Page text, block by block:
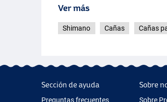
Ver más
Shimano Cañas Cañas
Sección de ayuda
Preguntas frecuentes
Sobre
Sobre